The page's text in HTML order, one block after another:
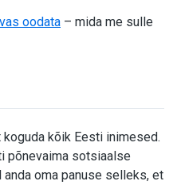
oodata – mida me sulle
kõik Eesti inimesed.
põnevaima sotsiaalse
anda oma panuse selleks, et